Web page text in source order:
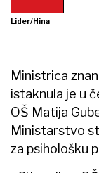
Lider/Hina
Ministrica
istaknula je u
OŠ Matija
Ministarstvo
za psihološku